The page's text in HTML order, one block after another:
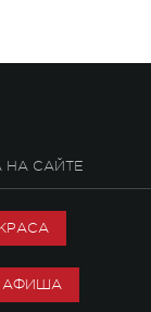
НА САЙТЕ
АФИША